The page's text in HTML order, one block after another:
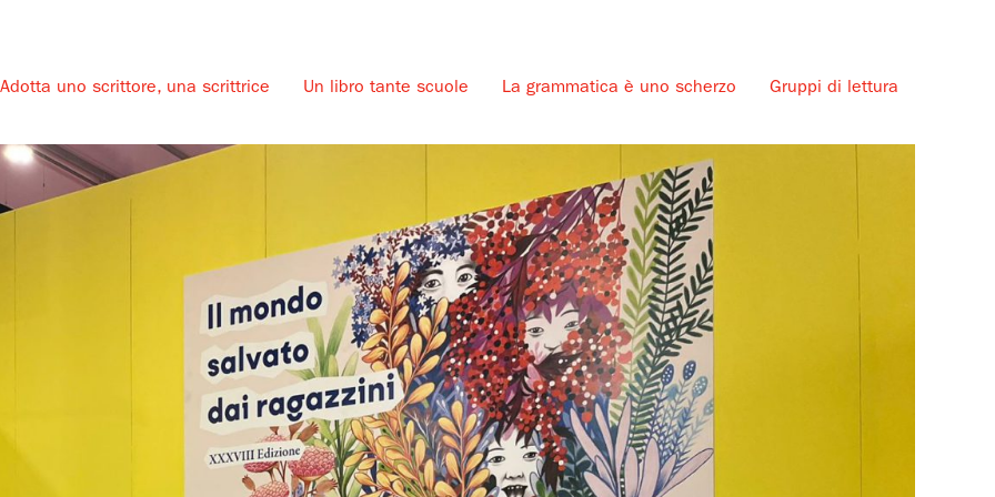
Adotta uno scrittore, una scrittrice Un libro tante scuole La grammatica è uno scherzo Gruppi di lettura